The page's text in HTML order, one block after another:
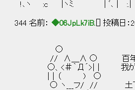
!､ヽ :c |ヽﾐ. | ﾞ､ |
344 名前： ◆06JpLk7iB. [] 投稿日
○
// ∧＿∧ ○ 百年前の侵
○、<＃｀Д´>|｜ 我が国は
|｜（ ) ○
○ ヽ___フ/ // 土下座